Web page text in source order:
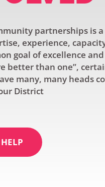
partnerships is
experience,
goal of excellence
better than one”,
many, many heads
District.